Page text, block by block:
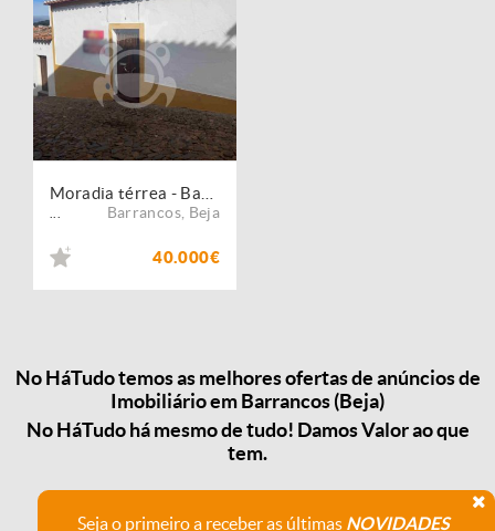
Barrancos, Beja
40.000€
No HáTudo temos as melhores ofertas de anúncios de
Imobiliário em Barrancos (Beja)
No HáTudo há mesmo de tudo! Damos Valor ao que
tem.
Seja o primeiro a receber as últimas NOVIDADES